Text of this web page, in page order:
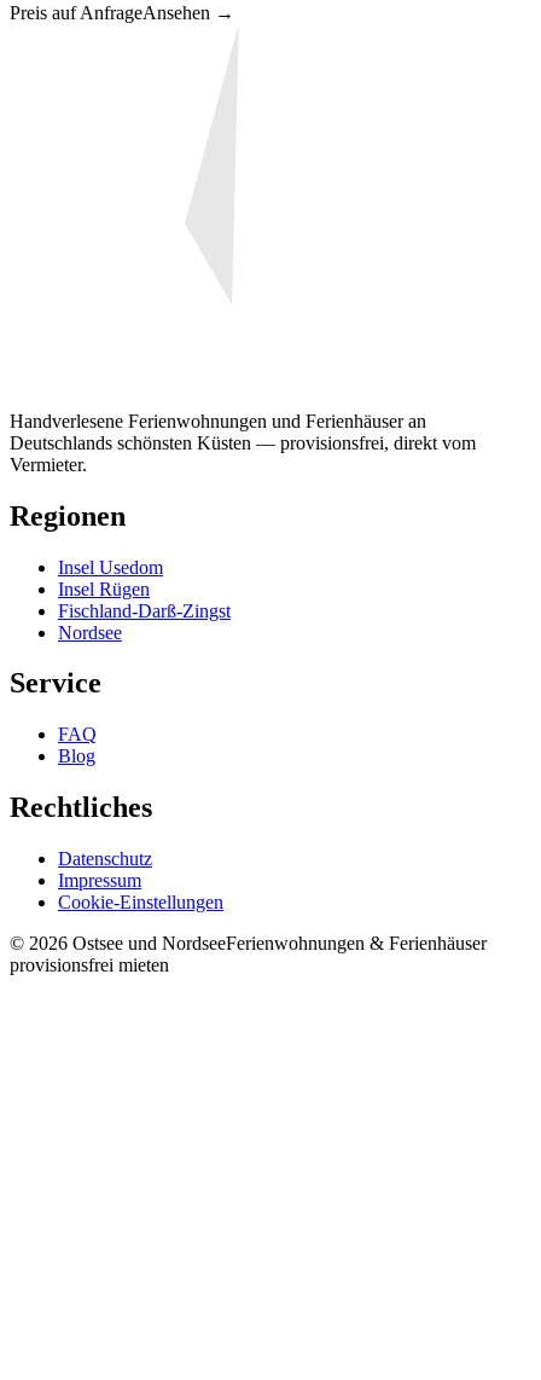
Preis auf AnfrageAnsehen →
Handverlesene Ferienwohnungen und Ferienhäuser an
Deutschlands schönsten Küsten — provisionsfrei, direkt vom
Vermieter.
Regionen
Insel Usedom
Insel Rügen
Fischland-Darß-Zingst
Nordsee
Service
FAQ
Blog
Rechtliches
Datenschutz
Impressum
Cookie-Einstellungen
© 2026 Ostsee und NordseeFerienwohnungen & Ferienhäuser
provisionsfrei mieten